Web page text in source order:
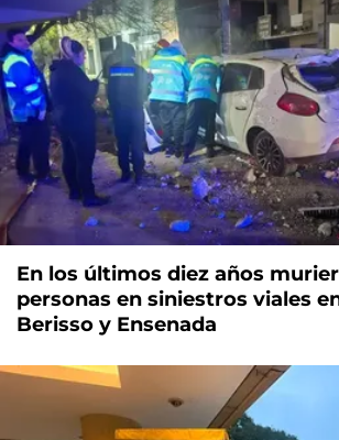
En los últimos diez años
personas en siniestros viales
Berisso y Ensenada